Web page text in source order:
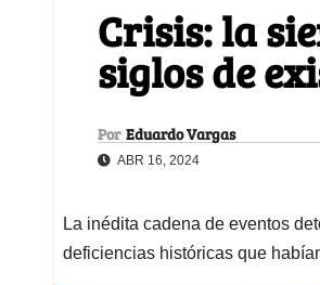
Crisis: la
siglos de
Por Eduardo Vargas
ABR 16, 2024
La inédita cadena de eventos
deficiencias históricas que